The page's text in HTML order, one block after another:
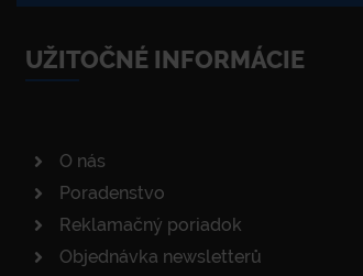
UŽITOČNÉ INFORMÁCIE
O nás
Poradenstvo
Reklamačný poriadok
Objednávka newsletterů